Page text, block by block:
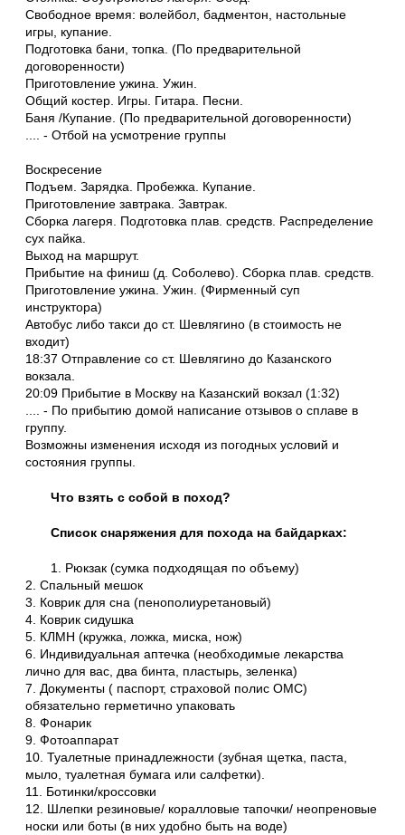
Свободное время: волейбол, бадментон, настольные
игры, купание.
Подготовка бани, топка. (По предварительной
договоренности)
Приготовление ужина. Ужин.
Общий костер. Игры. Гитара. Песни.
Баня /Купание. (По предварительной договоренности)
.... - Отбой на усмотрение группы
Воскресение
Подъем. Зарядка. Пробежка. Купание.
Приготовление завтрака. Завтрак.
Сборка лагеря. Подготовка плав. средств. Распределение
сух пайка.
Выход на маршрут.
Прибытие на финиш (д. Соболево). Сборка плав. средств.
Приготовление ужина. Ужин. (Фирменный суп
инструктора)
Автобус либо такси до ст. Шевлягино (в стоимость не
входит)
18:37 Отправление со ст. Шевлягино до Казанского
вокзала.
20:09 Прибытие в Москву на Казанский вокзал (1:32)
.... - По прибытию домой написание отзывов о сплаве в
группу.
Возможны изменения исходя из погодных условий и
состояния группы.
Что взять с собой в поход?
Список снаряжения для похода на байдарках:
1. Рюкзак (сумка подходящая по объему)
2. Спальный мешок
3. Коврик для сна (пенополиуретановый)
4. Коврик сидушка
5. КЛМН (кружка, ложка, миска, нож)
6. Индивидуальная аптечка (необходимые лекарства
лично для вас, два бинта, пластырь, зеленка)
7. Документы ( паспорт, страховой полис ОМС)
обязательно герметично упаковать
8. Фонарик
9. Фотоаппарат
10. Туалетные принадлежности (зубная щетка, паста,
мыло, туалетная бумага или салфетки).
11. Ботинки/кроссовки
12. Шлепки резиновые/ коралловые тапочки/ неопреновые
носки или боты (в них удобно быть на воде)